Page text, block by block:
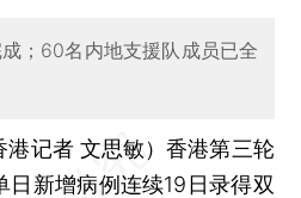
；60名内地支援队成员已全
港记者 文思敏）香港第三轮
日新增病例连续19日录得双